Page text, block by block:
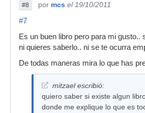
#8 por mcs el 19/10/2011
#7
Es un buen libro pero para mi gusto..
ni quieres saberlo.. ni se te ocurra
De todas maneras mira lo que has
mitzael escribió:
quiero saber si existe algun
donde me explique lo que es